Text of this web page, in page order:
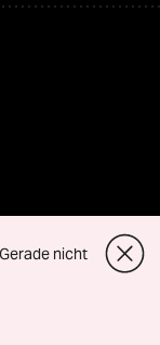
Gerade nicht